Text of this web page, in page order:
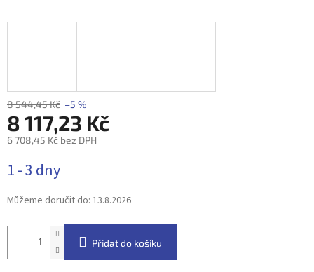
8 544,45 Kč –5 %
8 117,23 Kč
6 708,45 Kč bez DPH
cena:
1 - 3 dny
Můžeme doručit do: 13.8.2026
Přidat do košíku